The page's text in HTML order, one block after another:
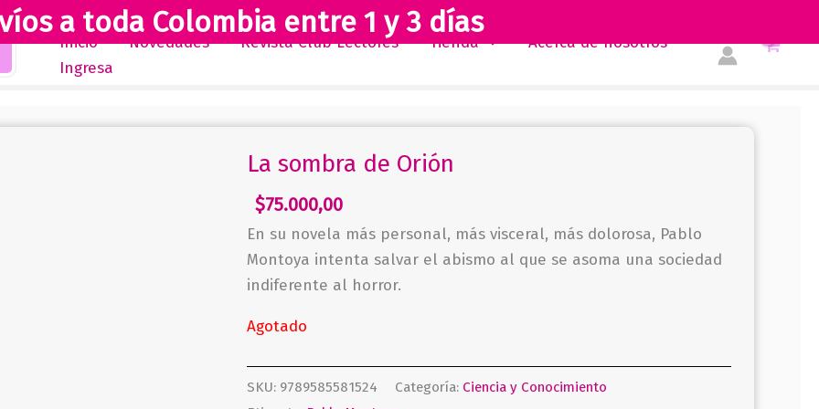
a toda Colombia entre 1 y 3 días
Inicio Novedades Revista Club Lectores Tienda
Acerca de nosotros
Ingresa
La sombra de Orión
$75.000,00
En su novela más personal, más visceral, más dolorosa, Pablo
Montoya intenta salvar el abismo al que se asoma una sociedad
indiferente al horror.
Agotado
SKU: 9789585581524 Categoría: Ciencia y Conocimiento